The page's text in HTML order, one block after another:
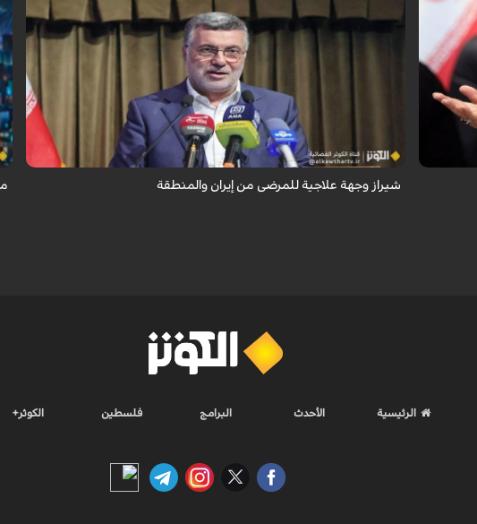
تُعدّ المراكز العلاجية في شيراز، بدعم من كفاءاتها المتخصّصة وتقنياتها الحديثة،
وجهةً للمرضى من داخل إيران وخارجها.
شيراز وجهة علاجية للمرضى من إيران والمنطقة
الرئيسية الأحدث البرامج فلسطين الكوثر+